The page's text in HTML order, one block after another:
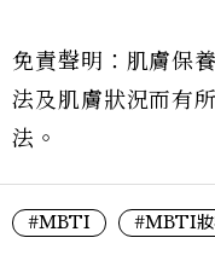
免責聲明：肌膚保
法及肌膚狀況而有
法。
#MBTI #MBTI妝